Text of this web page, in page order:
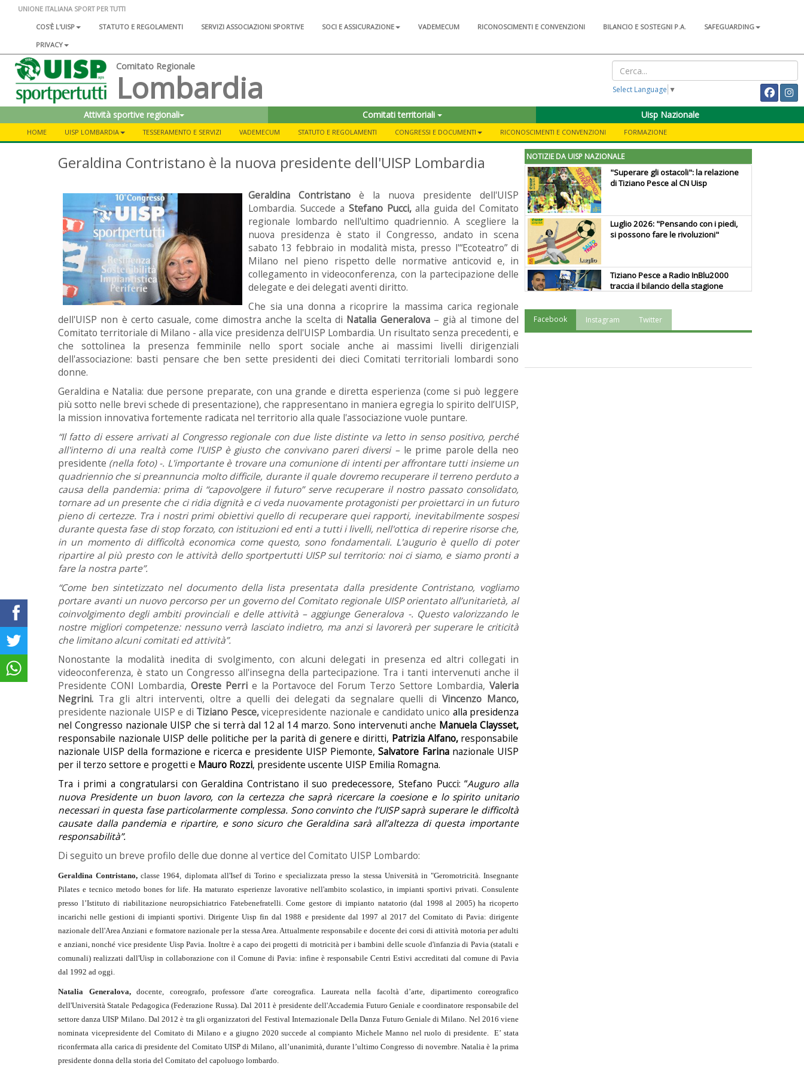
UNIONE ITALIANA SPORT PER TUTTI
COS'È L'UISP
STATUTO E REGOLAMENTI SERVIZI ASSOCIAZIONI SPORTIVE SOCI E ASSICURAZIONE VADEMECUM RICONOSCIMENTI E CONVENZIONI BILANCIO E SOSTEGNI P.A.
SAFEGUARDING
PRIVACY
Comitato Regionale
Lombardia Select Language ▼
Attività sportive regionali Comitati territoriali Uisp Nazionale
HOME UISP LOMBARDIA TESSERAMENTO E SERVIZI VADEMECUM STATUTO E REGOLAMENTI CONGRESSI E DOCUMENTI RICONOSCIMENTI E CONVENZIONI FORMAZIONE
Geraldina Contristano è la nuova presidente dell'UISP Lombardia
Geraldina Contristano è la nuova presidente dell'UISP
Lombardia. Succede a Stefano Pucci,alla guida del Comitato
regionale lombardo nell'ultimo quadriennio. A scegliere la
nuova presidenza è stato il Congresso, andato in scena
sabato 13 febbraio in modalità mista, presso l'“Ecoteatro” di
Milano nel pieno rispetto delle normative anticovid e, in
collegamento in videoconferenza, con la partecipazione delle
delegate e dei delegati aventi diritto.
Che sia una donna a ricoprire la massima carica regionale
dell'UISP non è certo casuale, come dimostra anche la scelta di Natalia Generalova– già al timone del
Comitato territoriale di Milano - alla vice presidenza dell'UISP Lombardia. Un risultato senza precedenti, e
che sottolinea la presenza femminile nello sport sociale anche ai massimi livelli dirigenziali
dell'associazione: basti pensare che ben sette presidenti dei dieci Comitati territoriali lombardi sono
donne.
Geraldina e Natalia: due persone preparate, con una grande e diretta esperienza (come si può leggere
più sotto nelle brevi schede di presentazione), che rappresentano in maniera egregia lo spirito dell’UISP,
la mission innovativa fortemente radicata nel territorio alla quale l'associazione vuole puntare.
“Il fatto di essere arrivati al Congresso regionale con due liste distinte va letto in senso positivo, perché
all'interno di una realtà come l'UISP è giusto che convivano pareri diversi – le prime parole della neo
presidente (nella foto) -. L'importante è trovare una comunione di intenti per affrontare tutti insieme un
quadriennio che si preannuncia molto difficile, durante il quale dovremo recuperare il terreno perduto a
causa della pandemia: prima di “capovolgere il futuro” serve recuperare il nostro passato consolidato,
tornare ad un presente che ci ridia dignità e ci veda nuovamente protagonisti per proiettarci in un futuro
pieno di certezze. Tra i nostri primi obiettivi quello di recuperare quei rapporti, inevitabilmente sospesi
durante questa fase di stop forzato, con istituzioni ed enti a tutti i livelli, nell'ottica di reperire risorse che,
in un momento di difficoltà economica come questo, sono fondamentali. L'augurio è quello di poter
ripartire al più presto con le attività dello sportpertutti UISP sul territorio: noi ci siamo, e siamo pronti a
fare la nostra parte”.
“Come ben sintetizzato nel documento della lista presentata dalla presidente Contristano, vogliamo
portare avanti un nuovo percorso per un governo del Comitato regionale UISP orientato all’unitarietà, al
coinvolgimento degli ambiti provinciali e delle attività – aggiunge Generalova -. Questo valorizzando le
nostre migliori competenze: nessuno verrà lasciato indietro, ma anzi si lavorerà per superare le criticità
che limitano alcuni comitati ed attività”.
Nonostante la modalità inedita di svolgimento, con alcuni delegati in presenza ed altri collegati in
videoconferenza, è stato un Congresso all'insegna della partecipazione. Tra i tanti intervenuti anche il
Presidente CONI Lombardia, Oreste Perri e la Portavoce del Forum Terzo Settore Lombardia,Valeria
Negrini. Tra gli altri interventi, oltre a quelli dei delegati da segnalare quelli di Vincenzo Manco,
presidente nazionale UISP e di Tiziano Pesce,vicepresidente nazionale e candidato unico alla presidenza
nel Congresso nazionale UISP che si terrà dal 12 al 14 marzo. Sono intervenuti anche Manuela Claysset,
responsabile nazionale UISP delle politiche per la parità di genere e diritti, Patrizia Alfano, responsabile
nazionale UISP della formazione e ricerca e presidente UISP Piemonte,Salvatore Farinanazionale UISP
per il terzo settore e progetti e Mauro Rozzi, presidente uscente UISP Emilia Romagna.
Tra i primi a congratularsi con Geraldina Contristano il suo predecessore, Stefano Pucci: “Auguro alla
nuova Presidente un buon lavoro, con la certezza che saprà ricercare la coesione e lo spirito unitario
necessari in questa fase particolarmente complessa. Sono convinto che l’UISP saprà superare le difficoltà
causate dalla pandemia e ripartire, e sono sicuro che Geraldina sarà all’altezza di questa importante
responsabilità”.
Di seguito un breve profilo delle due donne al vertice del Comitato UISP Lombardo:
Geraldina Contristano, classe 1964, diplomata all'Isef di Torino e specializzata presso la stessa Università in "Geromotricità. Insegnante
Pilates e tecnico metodo bones for life. Ha maturato esperienze lavorative nell'ambito scolastico, in impianti sportivi privati. Consulente
presso l’Istituto di riabilitazione neuropsichiatrico Fatebenefratelli. Come gestore di impianto natatorio (dal 1998 al 2005) ha ricoperto
incarichi nelle gestioni di impianti sportivi. Dirigente Uisp fin dal 1988 e presidente dal 1997 al 2017 del Comitato di Pavia: dirigente
nazionale dell'Area Anziani e formatore nazionale per la stessa Area. Attualmente responsabile e docente dei corsi di attività motoria per adulti
e anziani, nonché vice presidente Uisp Pavia. Inoltre è a capo dei progetti di motricità per i bambini delle scuole d'infanzia di Pavia (statali e
comunali) realizzati dall'Uisp in collaborazione con il Comune di Pavia: infine è responsabile Centri Estivi accreditati dal comune di Pavia
dal 1992 ad oggi.
Natalia Generalova,docente, coreografo, professore d'arte coreografica. Laureata nella facoltà d’arte, dipartimento coreografico
dell'Università Statale Pedagogica (Federazione Russa). Dal 2011 è presidente dell'Accademia Futuro Geniale e coordinatore responsabile del
settore danza UISP Milano. Dal 2012 è tra gli organizzatori del Festival Internazionale Della Danza Futuro Geniale di Milano. Nel 2016 viene
nominata vicepresidente del Comitato di Milano e a giugno 2020 succede al compianto Michele Manno nel ruolo di presidente. E’ stata
riconfermata alla carica di presidente del Comitato UISP di Milano, all’unanimità, durante l’ultimo Congresso di novembre. Natalia è la prima
presidente donna della storia del Comitato del capoluogo lombardo.
NOTIZIE DA UISP NAZIONALE
"Superare gli ostacoli": la relazione
di Tiziano Pesce al CN Uisp
Luglio 2026: "Pensando con i piedi,
si possono fare le rivoluzioni"
Tiziano Pesce a Radio InBlu2000
traccia il bilancio della stagione
Facebook Instagram Twitter